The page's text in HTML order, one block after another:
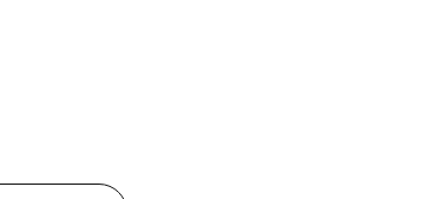
mundo. Desde digitar